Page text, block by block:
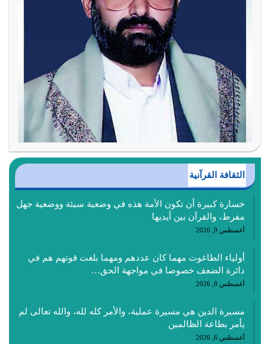
الثقافة القرآنية
خسارة كبيرة أن تكون الأمة هذه في وضعية سيئة ووضعية جهل
مفرط، والقرآن بين أيديها
أغسطس 9, 2026
أولياء الطاغوت مهما كان عددهم ومهما بلغت قوتهم هم في
دائرة الضعف خصوصا في مواجهة الحق…
أغسطس 8, 2026
مسيرة الدين هي مسيرة عملية، والأمر كله لله، والله تعالى لم
يأمر بطاعة الظالمين
أغسطس 6, 2026